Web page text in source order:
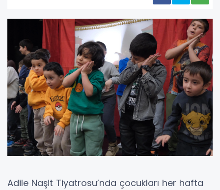
Adile Naşit Tiyatrosu’nda çocukları her hafta